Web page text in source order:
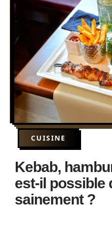
CUISINE
Kebab,
est-il possible
sainement ?